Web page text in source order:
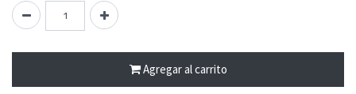
Agregar al carrito